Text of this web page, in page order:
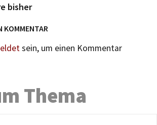
bisher
KOMMENTAR
sein, um einen Kommentar
Thema